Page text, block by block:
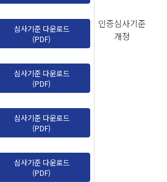
심사기준 다운로드
(PDF)
인증심사기준
개정
심사기준 다운로드
(PDF)
심사기준 다운로드
(PDF)
심사기준 다운로드
(PDF)